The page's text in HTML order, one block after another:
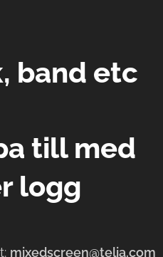
band etc
till med
logg
mixedscreen@telia.com